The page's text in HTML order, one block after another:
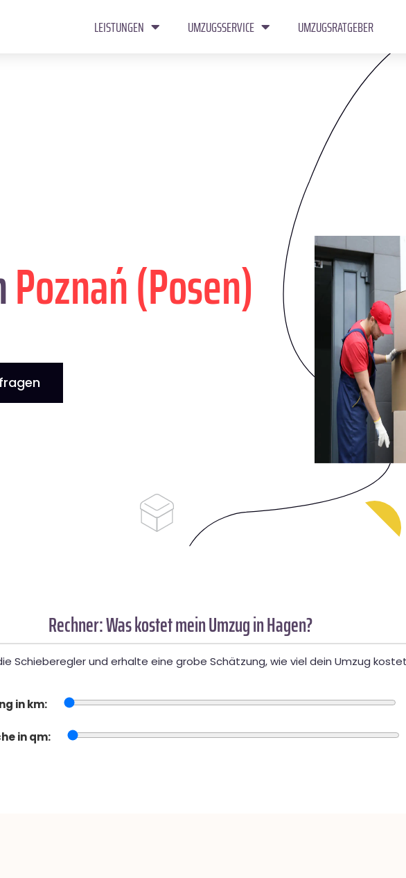
LEISTUNGEN UMZUGSSERVICE UMZUGSRATGEBER
Poznań (Posen)
Rechner: Was kostet mein Umzug in Hagen?
Schieberegler und erhalte eine grobe Schätzung, wie viel dein Umzug
in km:
in qm: